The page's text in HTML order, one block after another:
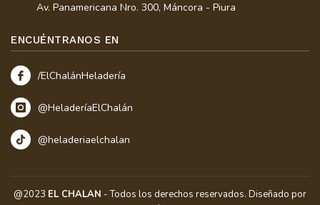
Av. Panamericana Nro. 300, Máncora - Piura
ENCUÉNTRANOS EN
/ElChalánHeladería
@HeladeríaElChalán
@heladeriaelchalan
@2023 EL CHALAN - Todos los derechos reservados. Diseñado por
Nuestro equipo de atención al cliente está aquí para
cosa!
El Chalan
Disponible